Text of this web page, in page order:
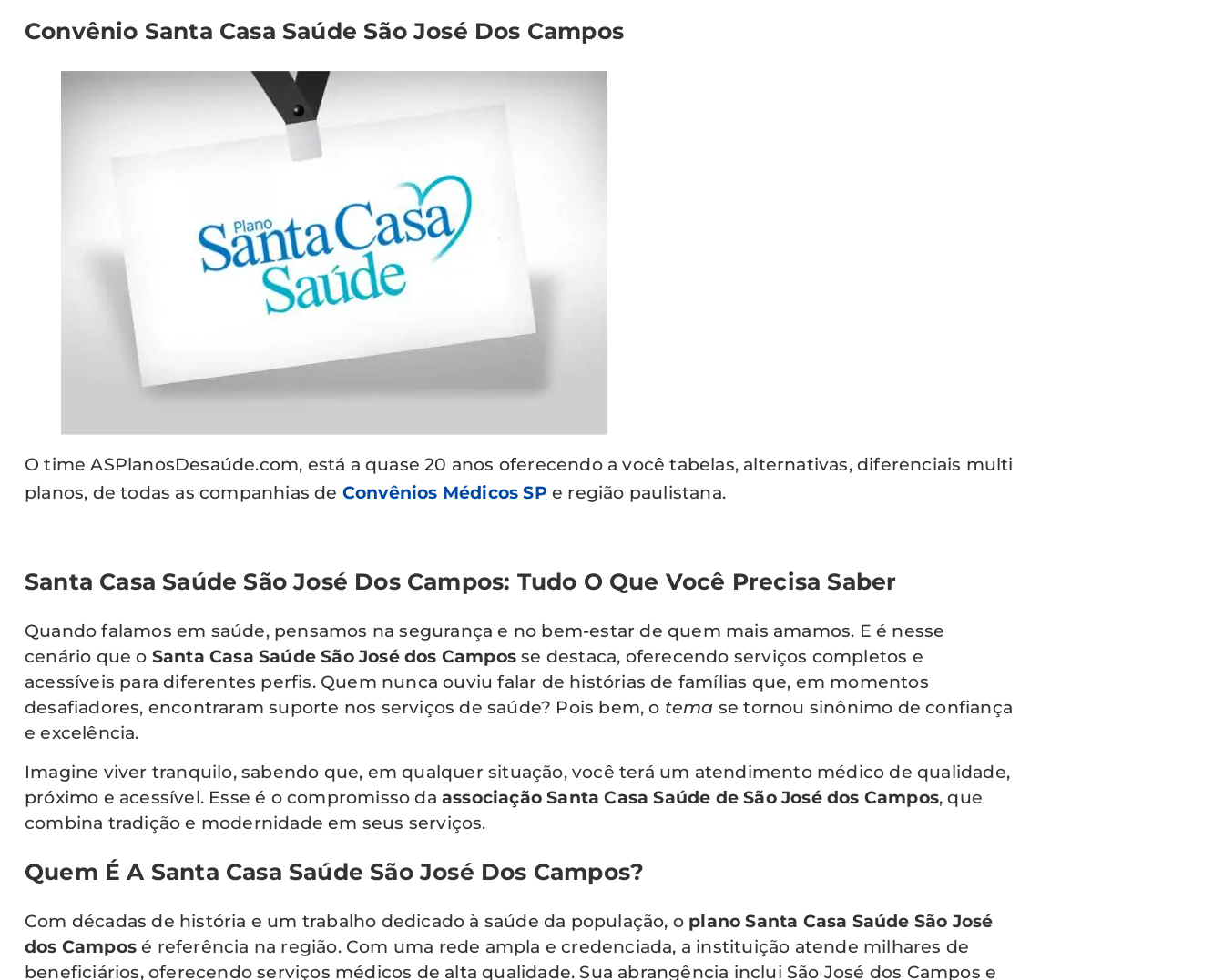
Convênio Santa Casa Saúde São José Dos Campos
O time ASPlanosDesaúde.com, está a quase 20 anos oferecendo a você tabelas, alternativas, diferenciais multi
planos, de todas as companhias de Convênios Médicos SP e região paulistana.
Santa Casa Saúde São José Dos Campos: Tudo O Que Você Precisa Saber
Quando falamos em saúde, pensamos na segurança e no bem-estar de quem mais amamos. E é nesse
cenário que o Santa Casa Saúde São José dos Campos se destaca, oferecendo serviços completos e
acessíveis para diferentes perfis. Quem nunca ouviu falar de histórias de famílias que, em momentos
desafiadores, encontraram suporte nos serviços de saúde? Pois bem, o tema se tornou sinônimo de confiança
e excelência.
Imagine viver tranquilo, sabendo que, em qualquer situação, você terá um atendimento médico de qualidade,
próximo e acessível. Esse é o compromisso daassociação Santa Casa Saúde de São José dos Campos, que
combina tradição e modernidade em seus serviços.
Quem É A Santa Casa Saúde São José Dos Campos?
Com décadas de história e um trabalho dedicado à saúde da população, o plano Santa Casa Saúde São José
dos Campos é referência na região. Com uma rede ampla e credenciada, a instituição atende milhares de
beneficiários, oferecendo serviços médicos de alta qualidade. Sua abrangência inclui São José dos Campos e